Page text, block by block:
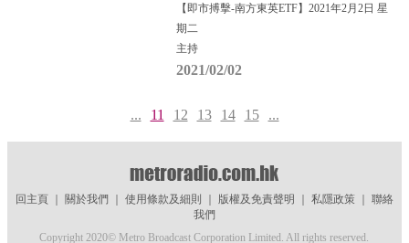
【即市搏擊-南方東英ETF】2021年2月2日 星
期二
主持
2021/02/02
... 11 12 13 14 15 ...
回主頁｜ 關於我們 使用條款及細則 版權及免責聲明 私隱政策｜ 聯絡
我們
Copyright 2020© Metro Broadcast Corporation Limited. All rights reserved.